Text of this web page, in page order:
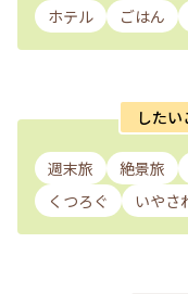
ホテル
ごはん
した
週末旅 絶景旅
くつろぐ
いやさ